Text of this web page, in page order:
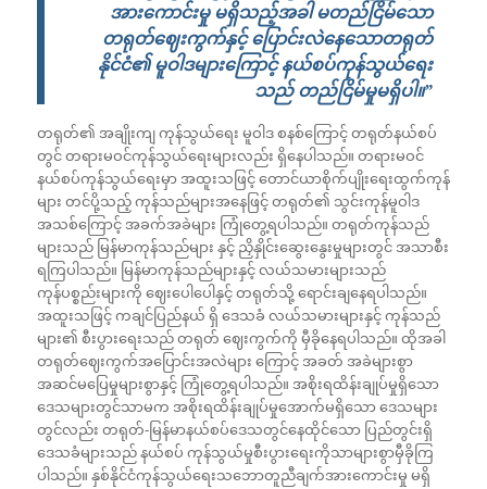
အားကောင်းမှု မရှိသည့်အခါ မတည်ငြိမ်သော
တရုတ်ဈေးကွက်နှင့် ပြောင်းလဲနေသောတရုတ်
နိုင်ငံ၏ မူဝါဒများကြောင့် နယ်စပ်ကုန်သွယ်ရေး
သည် တည်ငြိမ်မှုမရှိပါ။”
တရုတ်၏ အချိုးကျ ကုန်သွယ်ရေး မူဝါဒ စနစ်ကြောင့် တရုတ်နယ်စပ်
တွင် တရားမဝင်ကုန်သွယ်ရေးများလည်း ရှိနေပါသည်။ တရားမဝင်
နယ်စပ်ကုန်သွယ်ရေးမှာ အထူးသဖြင့် တောင်ယာစိုက်ပျိုးရေးထွက်ကုန်
များ တင်ပို့သည့် ကုန်သည်များအနေဖြင့် တရုတ်၏ သွင်းကုန်မူဝါဒ
အသစ်ကြောင့် အခက်အခဲများ ကြုံတွေ့ရပါသည်။ တရုတ်ကုန်သည်
များသည် မြန်မာကုန်သည်များ နှင့် ညှိနှိုင်းဆွေးနွေးမှုများတွင် အသာစီး
ရကြပါသည်။ မြန်မာကုန်သည်များနှင့် လယ်သမားများသည်
ကုန်ပစ္စည်းများကို ဈေးပေါပေါနှင့် တရုတ်သို့ ရောင်းချနေရပါသည်။
အထူးသဖြင့် ကချင်ပြည်နယ် ရှိ ဒေသခံ လယ်သမားများနှင့် ကုန်သည်
များ၏ စီးပွားရေးသည် တရုတ် ဈေးကွက်ကို မှီခိုနေရပါသည်။ ထိုအခါ
တရုတ်ဈေးကွက်အပြောင်းအလဲများ ကြောင့် အခတ် အခဲများစွာ
အဆင်မပြေမှုများစွာနှင့် ကြုံတွေ့ရပါသည်။ အစိုးရထိန်းချုပ်မှုရှိသော
ဒေသများတွင်သာမက အစိုးရထိန်းချုပ်မှုအောက်မရှိသော ဒေသများ
တွင်လည်း တရုတ်-မြန်မာနယ်စပ်ဒေသတွင်နေထိုင်သော ‌ပြည်တွင်းရှိ
ဒေသခံများသည် နယ်စပ် ကုန်သွယ်မှုစီးပွားရေးကိုသာများစွာမှီခိုကြ
ပါသည်။ နှစ်နိုင်ငံကုန်သွယ်ရေးသဘောတူညီချက်အားကောင်းမှု မရှိ